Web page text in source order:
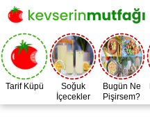
Tarif Küpü
Soğuk
İçecekler
Bugün Ne
Pişirsem?